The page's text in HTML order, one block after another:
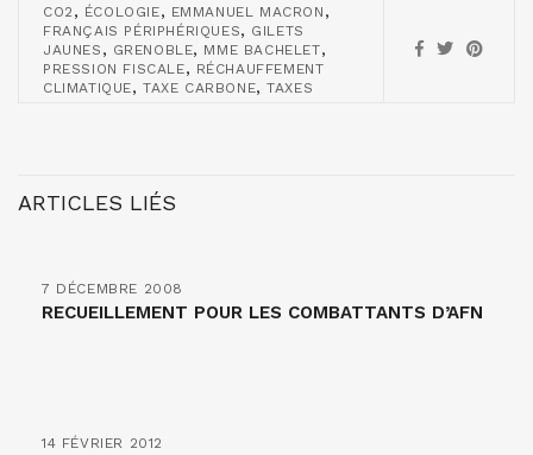
CO2 , ÉCOLOGIE, EMMANUEL MACRON ,
FRANÇAIS PÉRIPHÉRIQUES, GILETS
JAUNES , GRENOBLE, MME BACHELET,
PRESSION FISCALE, RÉCHAUFFEMENT
CLIMATIQUE, TAXE CARBONE,TAXES
ARTICLES LIÉS
7 DÉCEMBRE 2008
RECUEILLEMENT POUR LES COMBATTANTS D’AFN
14 FÉVRIER 2012